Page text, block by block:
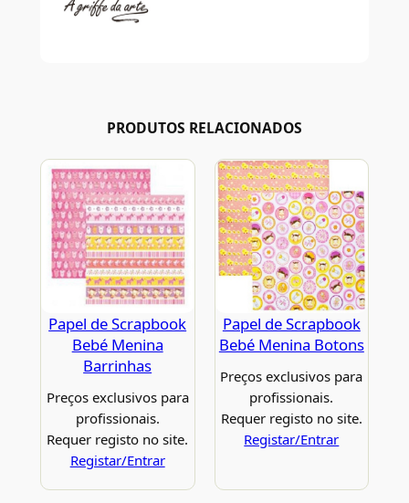
PRODUTOS RELACIONADOS
Papel de Scrapbook
Bebé Menina
Barrinhas
Preços exclusivos para
profissionais.
Requer registo no site.
Registar/Entrar
Papel de Scrapbook
Bebé Menina Botons
Preços exclusivos para
profissionais.
Requer registo no site.
Registar/Entrar